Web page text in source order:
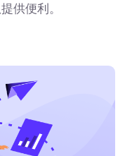
供便利。